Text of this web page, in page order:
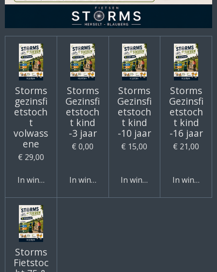
Storms
gezinsfi
etstoch
t
volwass
ene
€ 29,00
In winkelwagen
Storms
Gezinsfi
etstoch
t kind
-3 jaar
€ 0,00
In winkelwagen
Storms
Gezinsfi
etstoch
t kind
-10 jaar
€ 15,00
In winkelwagen
Storms
Gezinsfi
etstoch
t kind
-16 jaar
€ 21,00
In
Storms
Fietstoc